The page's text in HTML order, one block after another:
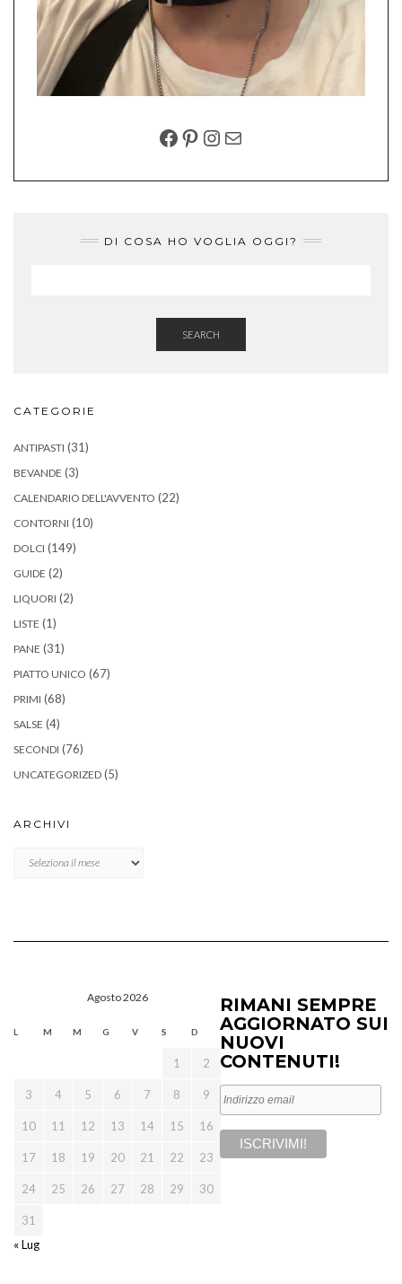
FACEBOOK
PINTEREST
INSTAGRAM
EMAIL
DI COSA HO VOGLIA OGGI?
SEARCH
CATEGORIE
ANTIPASTI (31)
BEVANDE (3)
CALENDARIO DELL'AVVENTO (22)
CONTORNI (10)
DOLCI (149)
GUIDE (2)
LIQUORI (2)
LISTE (1)
PANE (31)
PIATTO UNICO (67)
PRIMI (68)
SALSE (4)
SECONDI (76)
UNCATEGORIZED (5)
ARCHIVI
Agosto 2026
L M M G V S D
1 2
3 4 5 6 7 8 9
10 11 12 13 14 15 16
17 18 19 20 21 22 23
24 25 26 27 28 29 30
31
« Lug
RIMANI SEMPRE
AGGIORNATO SUI
NUOVI
CONTENUTI!